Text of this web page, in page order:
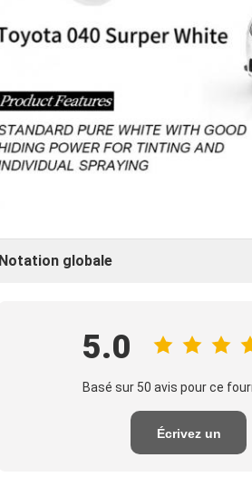
Notation globale
5.0
Basé sur 50 avis pour ce
Écrivez un